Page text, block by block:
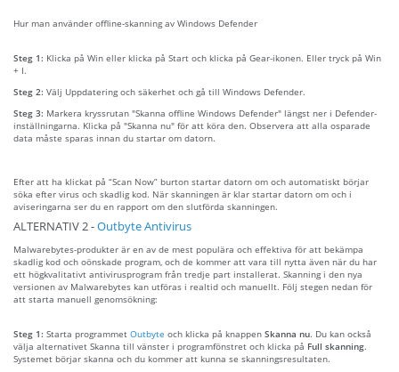
Hur man använder offline-skanning av Windows Defender
Steg 1: Klicka på Win eller klicka på Start och klicka på Gear-ikonen. Eller tryck på Win
+ I.
Steg 2: Välj Uppdatering och säkerhet och gå till Windows Defender.
Steg 3: Markera kryssrutan "Skanna offline Windows Defender" längst ner i Defender-
inställningarna. Klicka på "Skanna nu" för att köra den. Observera att alla osparade
data måste sparas innan du startar om datorn.
Efter att ha klickat på “Scan Now” burton startar datorn om och automatiskt börjar
söka efter virus och skadlig kod. När skanningen är klar startar datorn om och i
aviseringarna ser du en rapport om den slutförda skanningen.
ALTERNATIV 2 -Outbyte Antivirus
Malwarebytes-produkter är en av de mest populära och effektiva för att bekämpa
skadlig kod och oönskade program, och de kommer att vara till nytta även när du har
ett högkvalitativt antivirusprogram från tredje part installerat. Skanning i den nya
versionen av Malwarebytes kan utföras i realtid och manuellt. Följ stegen nedan för
att starta manuell genomsökning:
Steg 1: Starta programmet Outbyte och klicka på knappen Skanna nu. Du kan också
välja alternativet Skanna till vänster i programfönstret och klicka på Full skanning.
Systemet börjar skanna och du kommer att kunna se skanningsresultaten.